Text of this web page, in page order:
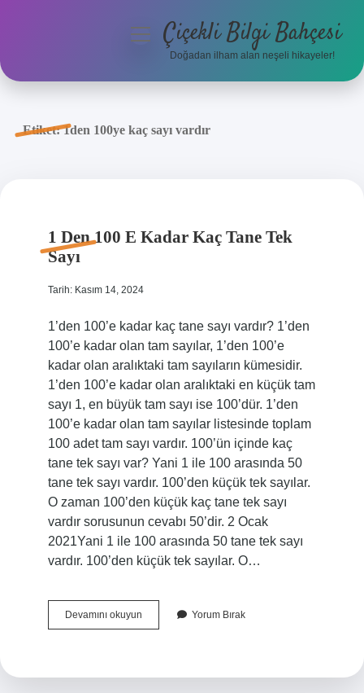
Anasayfa
menüyüÇiçekli Bilgi Bahçesi
Doğadan ilham alan neşeli hikayeler!
Etiket:1den 100ye kaç sayı vardır
1 Den 100 E Kadar Kaç Tane Tek
Sayı
Tarih: Kasım 14, 2024
1’den 100’e kadar kaç tane sayı vardır? 1’den
100’e kadar olan tam sayılar, 1’den 100’e
kadar olan aralıktaki tam sayıların kümesidir.
1’den 100’e kadar olan aralıktaki en küçük tam
sayı 1, en büyük tam sayı ise 100’dür. 1’den
100’e kadar olan tam sayılar listesinde toplam
100 adet tam sayı vardır. 100’ün içinde kaç
tane tek sayı var? Yani 1 ile 100 arasında 50
tane tek sayı vardır. 100’den küçük tek sayılar.
O zaman 100’den küçük kaç tane tek sayı
vardır sorusunun cevabı 50’dir. 2 Ocak
2021Yani 1 ile 100 arasında 50 tane tek sayı
vardır. 100’den küçük tek sayılar. O…
Devamını okuyun1
Den
Yorum Bırak